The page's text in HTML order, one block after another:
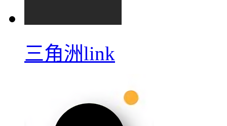
三角洲link